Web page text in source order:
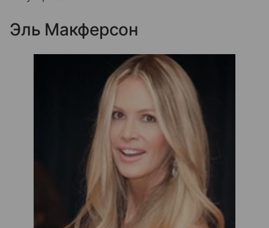
Эль Макферсон